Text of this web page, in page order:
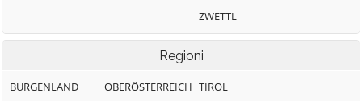
ZWETTL
Regioni
BURGENLAND
OBERÖSTERREICH TIROL